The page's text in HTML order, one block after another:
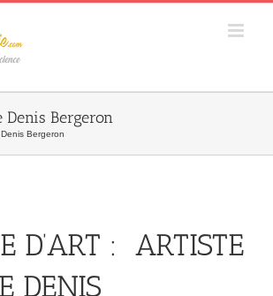
Bergeron
Bergeron
D’ART : ARTISTE
DENIS